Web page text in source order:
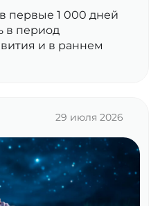
первые 1 000 дней
в период
и в раннем
29 июля 2026